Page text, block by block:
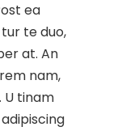
ea
te duo,
at. An
nam,
U tinam